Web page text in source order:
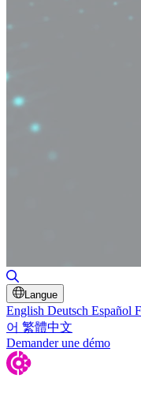
Langue
English Deutsch Español
어 繁體中文
Demander une démo